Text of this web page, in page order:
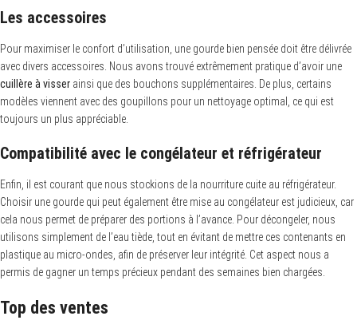
Les accessoires
Pour maximiser le confort d’utilisation, une gourde bien pensée doit être délivrée
avec divers accessoires. Nous avons trouvé extrêmement pratique d’avoir une
cuillère à visser ainsi que des bouchons supplémentaires. De plus, certains
modèles viennent avec des goupillons pour un nettoyage optimal, ce qui est
toujours un plus appréciable.
Compatibilité avec le congélateur et réfrigérateur
Enfin, il est courant que nous stockions de la nourriture cuite au réfrigérateur.
Choisir une gourde qui peut également être mise au congélateur est judicieux, car
cela nous permet de préparer des portions à l’avance. Pour décongeler, nous
utilisons simplement de l’eau tiède, tout en évitant de mettre ces contenants en
plastique au micro-ondes, afin de préserver leur intégrité. Cet aspect nous a
permis de gagner un temps précieux pendant des semaines bien chargées.
Top des ventes